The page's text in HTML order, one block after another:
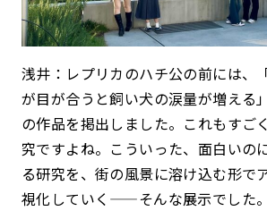
浅井：レプリカのハチ公の前には、
が目が合うと飼い犬の涙量が増える
の作品を掲出しました。これもすご
究ですよね。こういった、面白いの
る研究を、街の風景に溶け込む形で
視化していく——そんな展示でした。